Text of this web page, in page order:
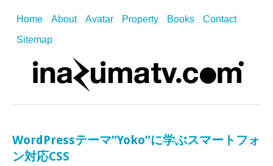
Home About Avatar Property Books
Contact
Sitemap
WordPressテーマ”Yoko”に学ぶスマートフォ
ン対応CSS